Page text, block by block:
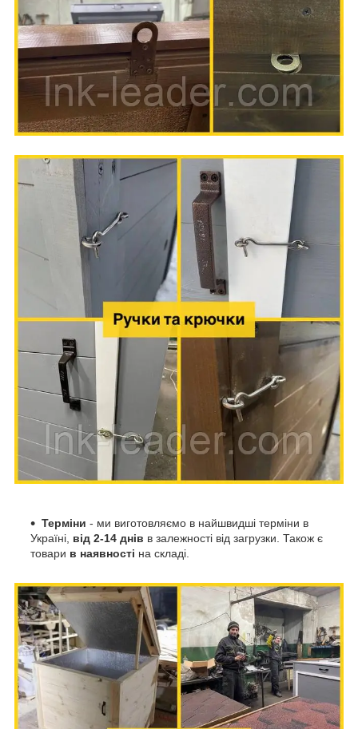
Терміни - ми виготовляємо в найшвидші терміни в
Україні, від 2-14 днів в залежності від загрузки. Також є
товари в наявності на складі.